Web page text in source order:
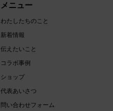
メニュー
わたしたちのこと
新着情報
伝えたいこと
コラボ事例
ショップ
代表あいさつ
問い合わせフォーム